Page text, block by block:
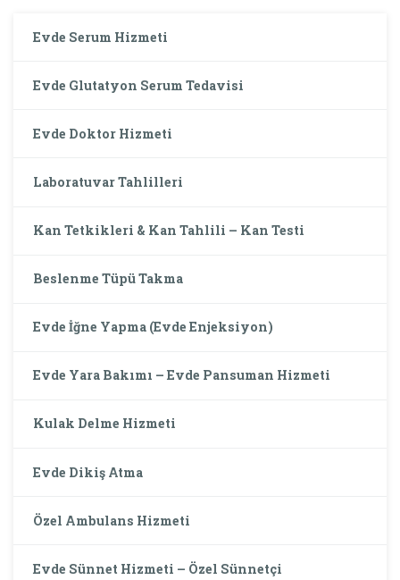
Evde Serum Hizmeti
Evde Glutatyon Serum Tedavisi
Evde Doktor Hizmeti
Laboratuvar Tahlilleri
Kan Tetkikleri & Kan Tahlili – Kan Testi
Beslenme Tüpü Takma
Evde İğne Yapma (Evde Enjeksiyon)
Evde Yara Bakımı – Evde Pansuman Hizmeti
Kulak Delme Hizmeti
Evde Dikiş Atma
Özel Ambulans Hizmeti
Evde Sünnet Hizmeti – Özel Sünnetçi